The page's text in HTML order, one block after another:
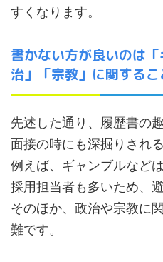
すくなります。
書かない方が良いのは
治」「宗教」に関するこ
先述した通り、履歴書の
面接の時にも深掘りされる
例えば、ギャンブルなど
採用担当者も多いため、
そのほか、政治や宗教に
難です。